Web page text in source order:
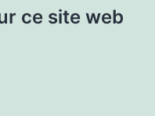
ce site web